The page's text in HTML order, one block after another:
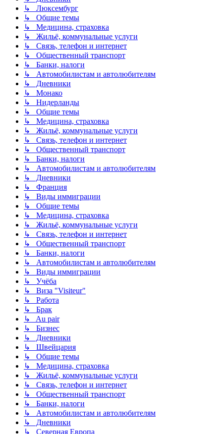
↳ Люксембург
↳ Общие темы
↳ Медицина, страховка
↳ Жильё, коммунальные услуги
↳ Связь, телефон и интернет
↳ Общественный транспорт
↳ Банки, налоги
↳ Автомобилистам и автолюбителям
↳ Дневники
↳ Монако
↳ Нидерланды
↳ Общие темы
↳ Медицина, страховка
↳ Жильё, коммунальные услуги
↳ Связь, телефон и интернет
↳ Общественный транспорт
↳ Банки, налоги
↳ Автомобилистам и автолюбителям
↳ Дневники
↳ Франция
↳ Виды иммиграции
↳ Общие темы
↳ Медицина, страховка
↳ Жильё, коммунальные услуги
↳ Связь, телефон и интернет
↳ Общественный транспорт
↳ Банки, налоги
↳ Автомобилистам и автолюбителям
↳ Виды иммиграции
↳ Учёба
↳ Виза "Visiteur"
↳ Работа
↳ Брак
↳ Au pair
↳ Бизнес
↳ Дневники
↳ Швейцария
↳ Общие темы
↳ Медицина, страховка
↳ Жильё, коммунальные услуги
↳ Связь, телефон и интернет
↳ Общественный транспорт
↳ Банки, налоги
↳ Автомобилистам и автолюбителям
↳ Дневники
↳ Северная Европа